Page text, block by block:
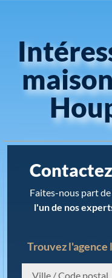
Faites-nous part
l'un de nos
Trouvez l'agence